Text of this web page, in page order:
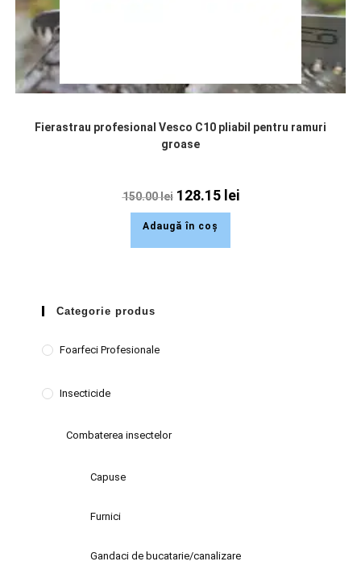
Fierastrau profesional Vesco C10 pliabil pentru ramuri
groase
150.00lei 128.15 lei
Adaugă în coș
Categorie produs
Foarfeci Profesionale
Insecticide
Combaterea insectelor
Capuse
Furnici
Gandaci de bucatarie/canalizare